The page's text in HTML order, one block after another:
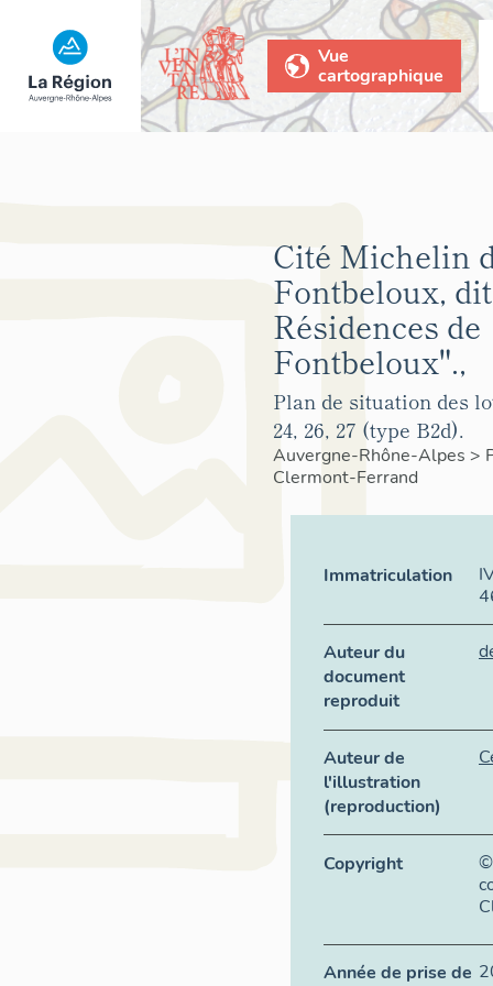
Vue
cartographique
Cité Michelin
Fontbeloux,
Résidences de
Fontbeloux".,
Plan de situation des
24, 26, 27 (type B2d).
Auvergne-Rhône-Alpes >
Clermont-Ferrand
Immatriculation
Auteur du
document
reproduit
Auteur de
l'illustration
(reproduction)
Copyright
Année de prise de